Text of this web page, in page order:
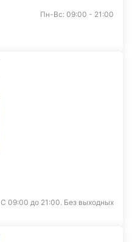
Пн-Вс: 09:00 - 21:00
С 09:00 до 21:00. Без выходных